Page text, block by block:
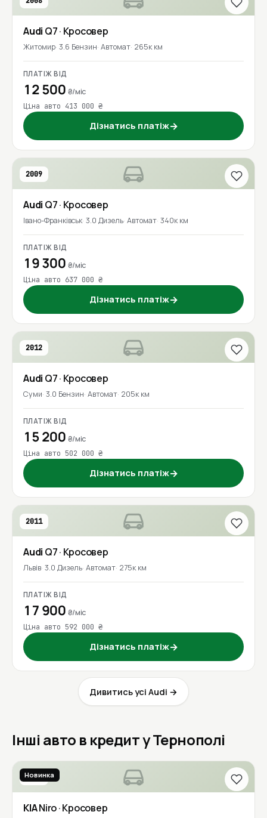
Audi Q7· Кросовер
Житомир 3.6 Бензин Автомат 265к км
ПЛАТІЖ ВІД
12 500 ₴/міс
Ціна авто 413 000 ₴
Дізнатись платіж→
2009
Audi Q7· Кросовер
Івано-Франківськ 3.0 Дизель Автомат 340к км
ПЛАТІЖ ВІД
19 300 ₴/міс
Ціна авто 637 000 ₴
Дізнатись платіж→
2012
Audi Q7· Кросовер
Суми 3.0 Бензин Автомат 205к км
ПЛАТІЖ ВІД
15 200 ₴/міс
Ціна авто 502 000 ₴
Дізнатись платіж→
2011
Audi Q7· Кросовер
Львів 3.0 Дизель Автомат 275к км
ПЛАТІЖ ВІД
17 900 ₴/міс
Ціна авто 592 000 ₴
Дізнатись платіж→
Дивитись усі Audi →
Інші авто в кредит у Тернополі
2020
Новинка
KIANiro· Кросовер